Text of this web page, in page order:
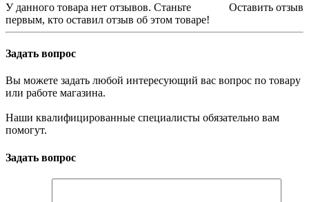
Оставить отзыв
У данного товара нет отзывов. Станьте
первым, кто оставил отзыв об этом товаре!
Задать вопрос
Вы можете задать любой интересующий вас вопрос по товару
или работе магазина.
Наши квалифицированные специалисты обязательно вам
помогут.
Задать вопрос